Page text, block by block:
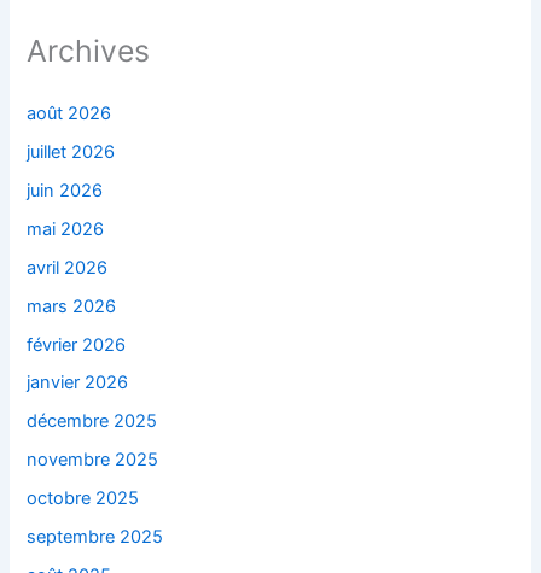
Archives
août 2026
juillet 2026
juin 2026
mai 2026
avril 2026
mars 2026
février 2026
janvier 2026
décembre 2025
novembre 2025
octobre 2025
septembre 2025